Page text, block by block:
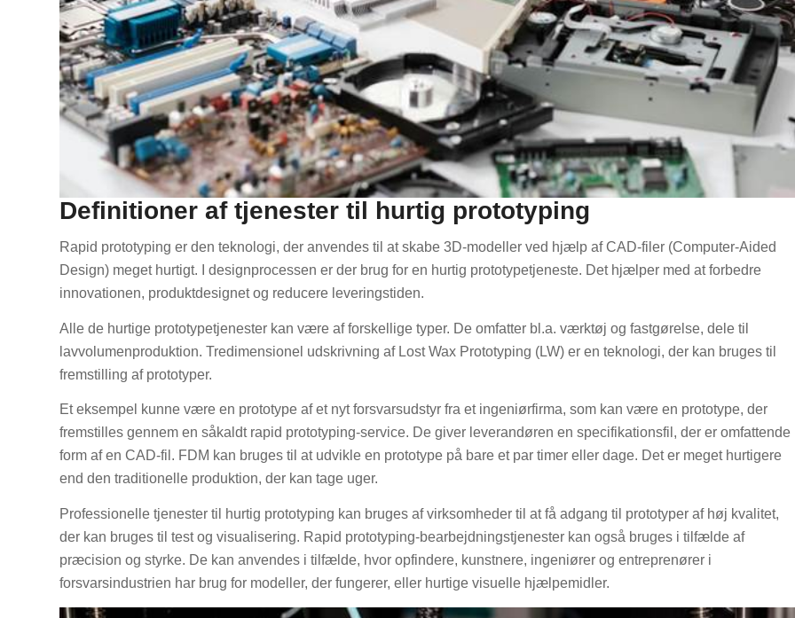
Definitioner af tjenester til hurtig prototyping
Rapid prototyping er den teknologi, der anvendes til at skabe 3D-modeller ved hjælp af CAD-filer (Computer-Aided
Design) meget hurtigt. I designprocessen er der brug for en hurtig prototypetjeneste. Det hjælper med at forbedre
innovationen, produktdesignet og reducere leveringstiden.
Alle de hurtige prototypetjenester kan være af forskellige typer. De omfatter bl.a. værktøj og fastgørelse, dele til
lavvolumenproduktion. Tredimensionel udskrivning af Lost Wax Prototyping (LW) er en teknologi, der kan bruges til
fremstilling af prototyper.
Et eksempel kunne være en prototype af et nyt forsvarsudstyr fra et ingeniørfirma, som kan være en prototype, der
fremstilles gennem en såkaldt rapid prototyping-service. De giver leverandøren en specifikationsfil, der er omfattende
form af en CAD-fil. FDM kan bruges til at udvikle en prototype på bare et par timer eller dage. Det er meget hurtigere
end den traditionelle produktion, der kan tage uger.
Professionelle tjenester til hurtig prototyping kan bruges af virksomheder til at få adgang til prototyper af høj kvalitet,
der kan bruges til test og visualisering. Rapid prototyping-bearbejdningstjenester kan også bruges i tilfælde af
præcision og styrke. De kan anvendes i tilfælde, hvor opfindere, kunstnere, ingeniører og entreprenører i
forsvarsindustrien har brug for modeller, der fungerer, eller hurtige visuelle hjælpemidler.